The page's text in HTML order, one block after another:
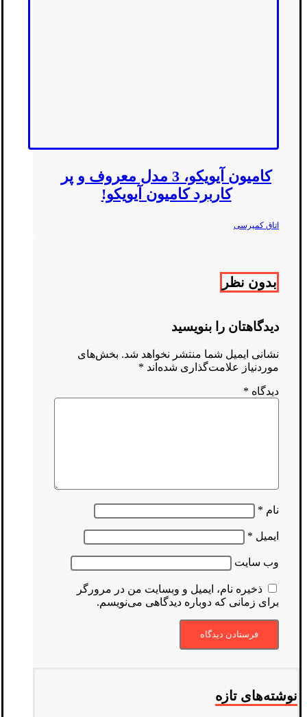
کامیون آیویکو، 3 مدل معروف و پر
کاربرد کامیون آیویکو!
اتاق کمپرسی
بدون نظر
دیدگاهتان را بنویسید
نشانی ایمیل شما منتشر نخواهد شد. بخش‌های
موردنیاز علامت‌گذاری شده‌اند *
دیدگاه *
نام *
ایمیل *
وب‌ سایت
ذخیره نام، ایمیل و وبسایت من در مرورگر
برای زمانی که دوباره دیدگاهی می‌نویسم.
نوشته‌های تازه